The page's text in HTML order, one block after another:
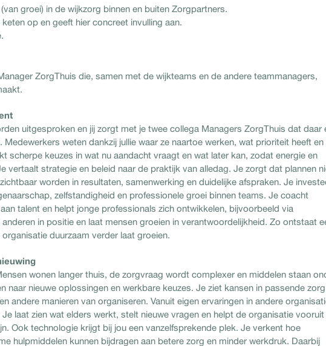
groei) in de wijkzorg binnen en buiten Zorgpartners.
op en geeft hier concreet invulling aan.
ZorgThuis die, samen met de wijkteams en de andere teammanagers,
uitgesproken en jij zorgt met je twee collega Managers ZorgThuis dat daar
weten dankzij jullie waar ze naartoe werken, wat prioriteit heeft en
scherpe keuzes in wat nu aandacht vraagt en wat later kan, zodat energie en
vertaalt strategie en beleid naar de praktijk van alledag. Je zorgt dat plannen
worden in resultaten, samenwerking en duidelijke afspraken. Je
zelfstandigheid en professionele groei binnen teams. Je coacht
talent en helpt jonge professionals zich ontwikkelen, bijvoorbeeld via
in positie en laat mensen groeien in verantwoordelijkheid. Zo ontstaat
duurzaam verder laat groeien.
wonen langer thuis, de zorgvraag wordt complexer en middelen staan
naar nieuwe oplossingen en werkbare keuzes. Je ziet kansen in passende
andere manieren van organiseren. Vanuit eigen ervaringen in andere
laat zien wat elders werkt, stelt nieuwe vragen en helpt de organisatie vooruit
Ook technologie krijgt bij jou een vanzelfsprekende plek. Je verkent hoe
hulpmiddelen kunnen bijdragen aan betere zorg en minder werkdruk. Daarbij